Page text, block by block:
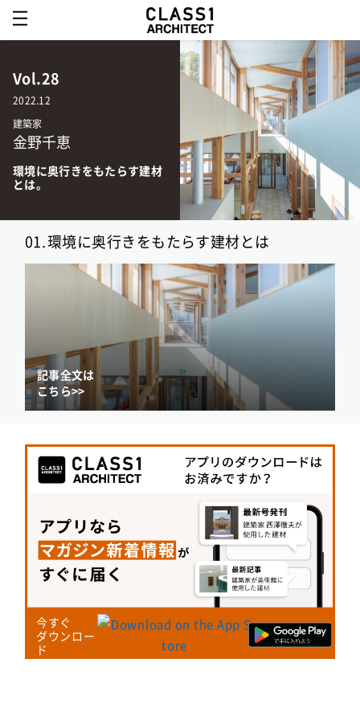
Vol.28
2022.12
建築家
金野千恵
環境に奥行きをもたらす建材
とは。
01.環境に奥行きをもたらす建材とは
記事全文は
こちら>>
今すぐ
ダウンロー
ド